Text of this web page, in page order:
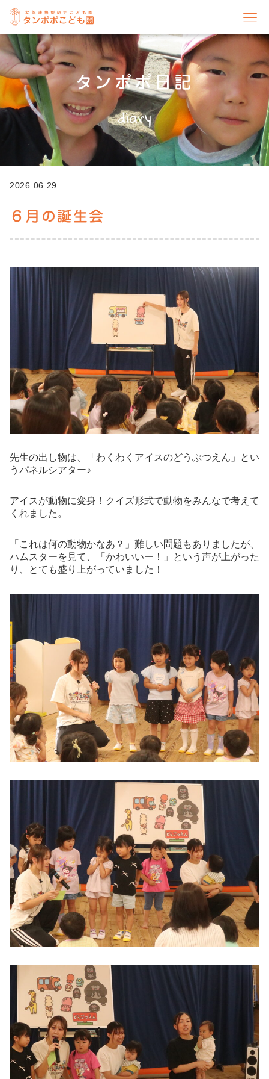
タンポポ日記
diary
2026.06.29
６月の誕生会
先生の出し物は、「わくわくアイスのどうぶつえん」とい
うパネルシアター♪
アイスが動物に変身！クイズ形式で動物をみんなで考えて
くれました。
「これは何の動物かなあ？」難しい問題もありましたが、
ハムスターを見て、「かわいいー！」という声が上がった
り、とても盛り上がっていました！